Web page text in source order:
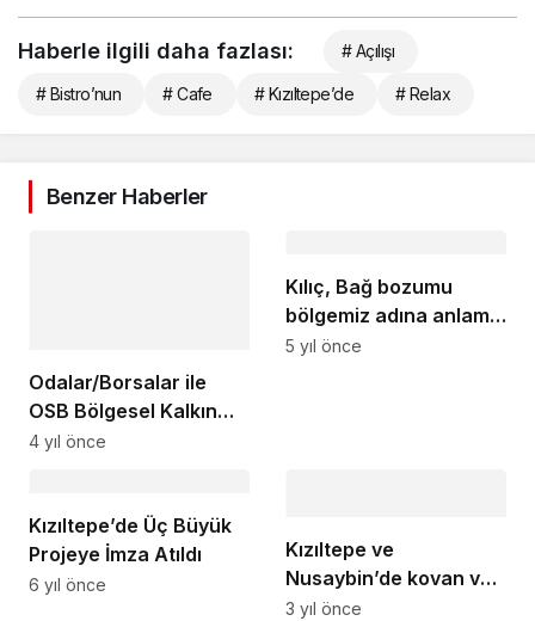
Haberle ilgili daha fazlası: # Açılışı
# Bistro’nun # Cafe # Kızıltepe’de # Relax
Benzer Haberler
Odalar/Borsalar ile
OSB Bölgesel Kalkınma
Platformu Kuruyor
4 yıl önce
Kılıç, Bağ bozumu
bölgemiz adına anlamlı
program
5 yıl önce
Kızıltepe’de Üç Büyük
Projeye İmza Atıldı
6 yıl önce
Kızıltepe ve
Nusaybin’de kovan ve
arıcılık ekipmanları
3 yıl önce